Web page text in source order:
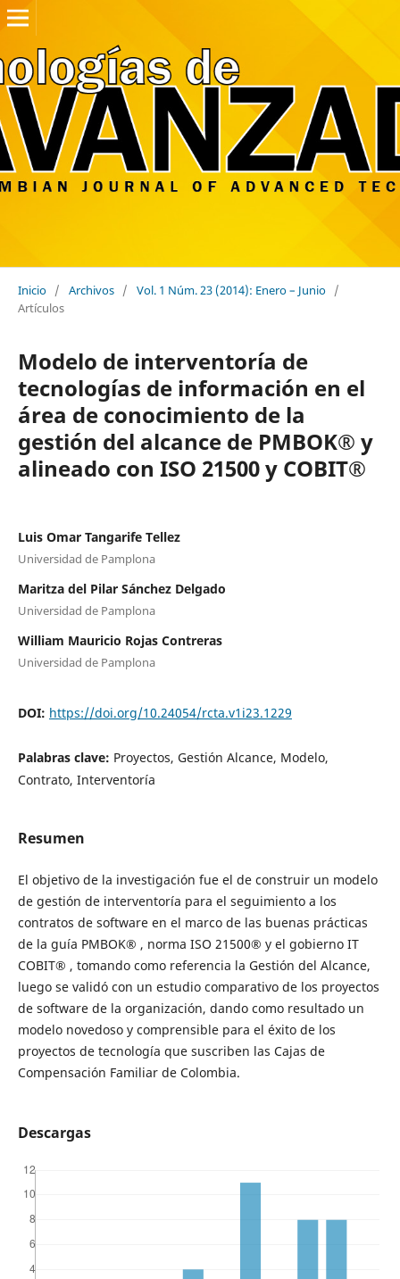
Inicio / Archivos / Vol. 1 Núm. 23 (2014): Enero – Junio /
Artículos
Modelo de interventoría de
tecnologías de información en el
área de conocimiento de la
gestión del alcance de PMBOK® y
alineado con ISO 21500 y COBIT®
Luis Omar Tangarife Tellez
Universidad de Pamplona
Maritza del Pilar Sánchez Delgado
Universidad de Pamplona
William Mauricio Rojas Contreras
Universidad de Pamplona
DOI: https://doi.org/10.24054/rcta.v1i23.1229
Palabras clave: Proyectos, Gestión Alcance, Modelo,
Contrato, Interventoría
Resumen
El objetivo de la investigación fue el de construir un modelo
de gestión de interventoría para el seguimiento a los
contratos de software en el marco de las buenas prácticas
de la guía PMBOK® , norma ISO 21500® y el gobierno IT
COBIT® , tomando como referencia la Gestión del Alcance,
luego se validó con un estudio comparativo de los proyectos
de software de la organización, dando como resultado un
modelo novedoso y comprensible para el éxito de los
proyectos de tecnología que suscriben las Cajas de
Compensación Familiar de Colombia.
Descargas